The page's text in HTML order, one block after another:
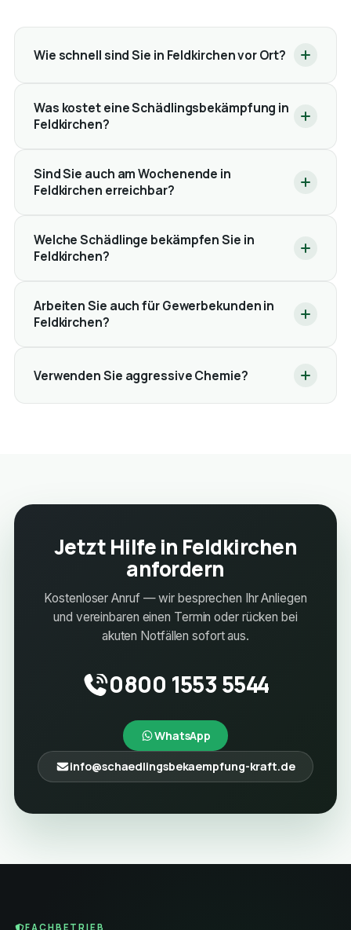
Wie schnell sind Sie in Feldkirchen vor Ort?
Was kostet eine Schädlingsbekämpfung in
Feldkirchen?
Sind Sie auch am Wochenende in
Feldkirchen erreichbar?
Welche Schädlinge bekämpfen Sie in
Feldkirchen?
Arbeiten Sie auch für Gewerbekunden in
Feldkirchen?
Verwenden Sie aggressive Chemie?
Jetzt Hilfe in Feldkirchen
anfordern
Kostenloser Anruf — wir besprechen Ihr Anliegen
und vereinbaren einen Termin oder rücken bei
akuten Notfällen sofort aus.
0800 1553 5544
WhatsApp
info@schaedlingsbekaempfung-kraft.de
FACHBETRIEB